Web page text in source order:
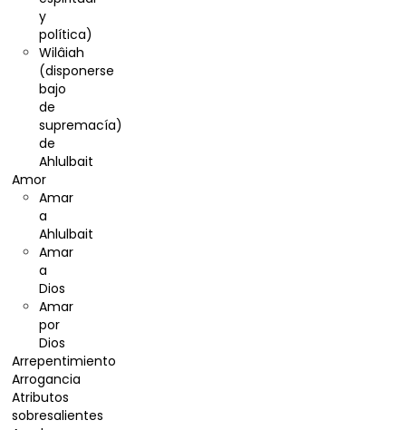
y
política)
Wilâiah
(disponerse
bajo
de
supremacía)
de
Ahlulbait
Amor
Amar
a
Ahlulbait
Amar
a
Dios
Amar
por
Dios
Arrepentimiento
Arrogancia
Atributos
sobresalientes